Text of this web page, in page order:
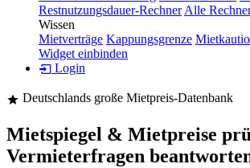
Restnutzungsdauer-Rechner Alle
Wissen
Mietverträge Kappungsgrenze
Widget einbinden
Login
Deutschlands große Mietpreis-Datenbank
Mietspiegel & Mietpreise
Vermieter­fragen